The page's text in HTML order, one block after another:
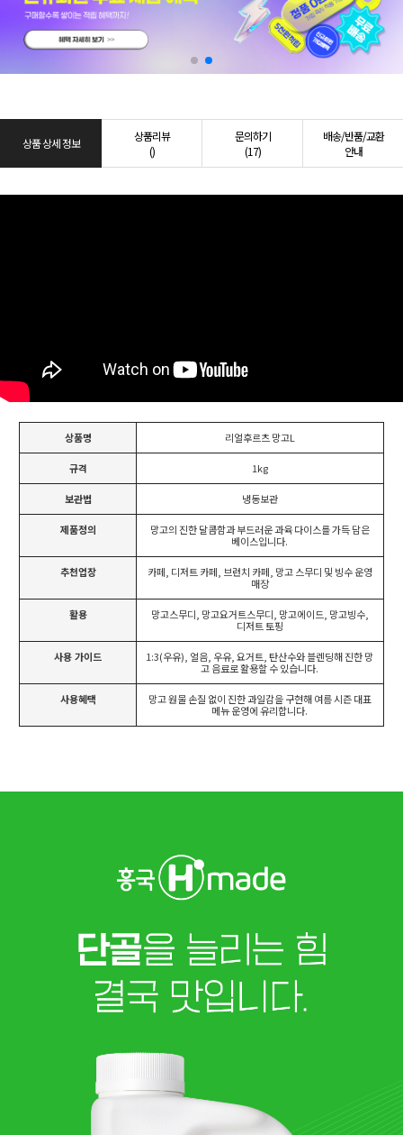
상품 상세 정보
상품리뷰
()
문의하기
(17)
배송/반품/교환
안내
상품명 리얼후르츠 망고L
규격 1kg
보관법 냉동보관
제품정의
망고의 진한 달콤함과 부드러운 과육 다이스를 가득 담은
베이스입니다.
추천업장
카페, 디저트 카페, 브런치 카페, 망고 스무디 및 빙수 운영
매장
활용
망고스무디, 망고요거트스무디, 망고에이드, 망고빙수,
디저트 토핑
사용 가이드
1:3(우유), 얼음, 우유, 요거트, 탄산수와 블렌딩해 진한 망
고 음료로 활용할 수 있습니다.
사용혜택
망고 원물 손질 없이 진한 과일감을 구현해 여름 시즌 대표
메뉴 운영에 유리합니다.